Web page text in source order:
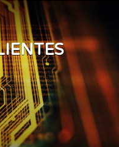
y Comercial